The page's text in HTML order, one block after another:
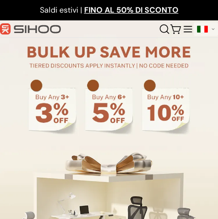
al
contenuto
Saldi estivi | FINO AL 50% DI SCONTO
Carrello